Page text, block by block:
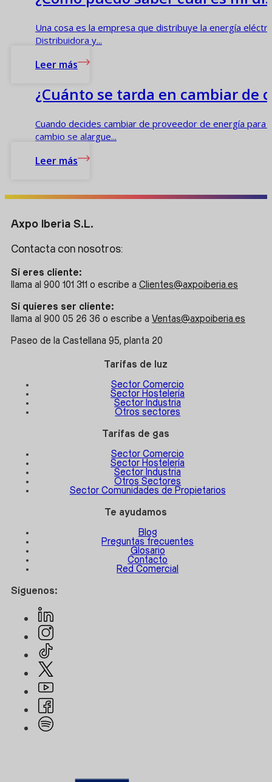
Una cosa es la empresa que distribuye la energía
Distribuidora y...
Leer más
¿Cuánto se tarda en cambiar de
Cuando decides cambiar de proveedor de energía
cambio se alargue...
Leer más
Axpo Iberia S.L.
Contacta con nosotros:
Si eres cliente:
llama al 900 101 311 o escribe a Clientes@axpoiberia.es
Si quieres ser cliente:
llama al 900 05 26 36 o escribe a Ventas@axpoiberia.es
Paseo de la Castellana 95, planta 20
Tarifas de luz
Sector Comercio
Sector Hostelería
Sector Industria
Otros sectores
Tarifas de gas
Sector Comercio
Sector Hostelería
Sector Industria
Otros Sectores
Sector Comunidades de Propietarios
Te ayudamos
Blog
Preguntas frecuentes
Glosario
Contacto
Red Comercial
Síguenos: